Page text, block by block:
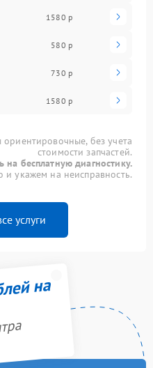
1580 р
580 р
730 р
1580 р
без учета
стоимости запчастей.
на бесплатную диагностику.
укажем на неисправность.
услуги
на